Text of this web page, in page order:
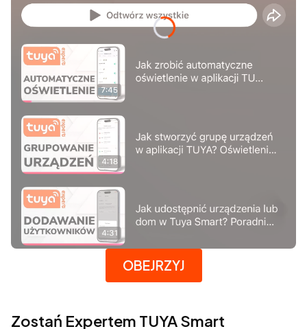
Naciśnij Enter lub spację, aby otworzyć stronę.
OBEJRZYJ
Zostań Expertem TUYA Smart